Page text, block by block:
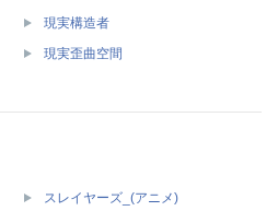
現実構造者
現実歪曲空間
スレイヤーズ_(アニメ)